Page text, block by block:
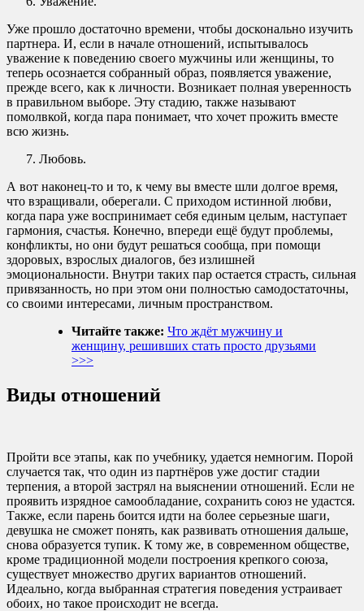
Уже прошло достаточно времени, чтобы досконально изучить
партнера. И, если в начале отношений, испытывалось
уважение к поведению своего мужчины или женщины, то
теперь осознается собранный образ, появляется уважение,
прежде всего, как к личности. Возникает полная уверенность
в правильном выборе. Эту стадию, также называют
помолвкой, когда пара понимает, что хочет прожить вместе
всю жизнь.
Любовь.
А вот наконец-то и то, к чему вы вместе шли долгое время,
что взращивали, оберегали. С приходом истинной любви,
когда пара уже воспринимает себя единым целым, наступает
гармония, счастья. Конечно, впереди ещё будут проблемы,
конфликты, но они будут решаться сообща, при помощи
здоровых, взрослых диалогов, без излишней
эмоциональности. Внутри таких пар остается страсть, сильная
привязанность, но при этом они полностью самодостаточны,
со своими интересами, личным пространством.
Читайте также: Что ждёт мужчину и
женщину, решивших стать просто друзьями
>>>
Виды отношений
Пройти все этапы, как по учебнику, удается немногим. Порой
случается так, что один из партнёров уже достиг стадии
терпения, а второй застрял на выяснении отношений. Если не
проявить изрядное самообладание, сохранить союз не удастся.
Также, если парень боится идти на более серьезные шаги,
девушка не сможет понять, как развивать отношения дальше,
снова образуется тупик. К тому же, в современном обществе,
кроме традиционной модели построения крепкого союза,
существует множество других вариантов отношений.
Идеально, когда выбранная стратегия поведения устраивает
обоих, но такое происходит не всегда.